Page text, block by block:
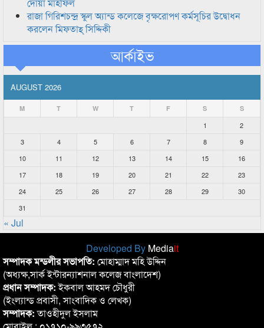
রাজা গিরিশচন্দ্র স্কুল অ্যান্ড কলেজে বৃক্ষরোপণ কর্মসূচির উদ্বোধন
করলেন মিফতাহ্ সিদ্দিকী
আর্কাইভ
AUGUST 2026
M T W T F S S
1
2
3
4 5 6 7 8
9
10
11 12 13 14 15
16
17
18 19 20 21 22
23
24
25 26 27 28 29
30
31
« Jul
Developed By Mediait
সম্পাদক মন্ডলীর সভাপতি: মোহাম্মাদ মহি উদ্দিন
(অধ্যক্ষ,সার্ক ইন্টারন্যাশনাল কলেজ বাংলাদেশ)
প্রধান সম্পাদক:ইকবাল আহমদ চৌধুরী
(ইংল্যান্ড প্রবাসী, সাংবাদিক ও লেখক)
সম্পাদক:তাওহীদুল ইসলাম